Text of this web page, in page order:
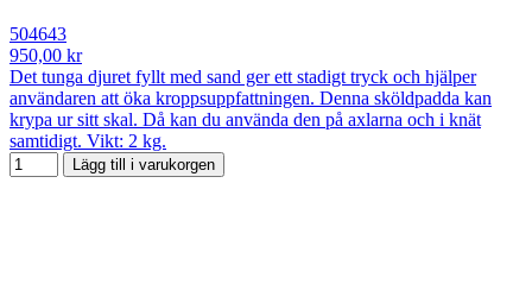
504643
950,00 kr
Det tunga djuret fyllt med sand ger ett stadigt tryck och hjälper
användaren att öka kroppsuppfattningen. Denna sköldpadda kan
krypa ur sitt skal. Då kan du använda den på axlarna och i knät
samtidigt. Vikt: 2 kg.
Lägg till i varukorgen